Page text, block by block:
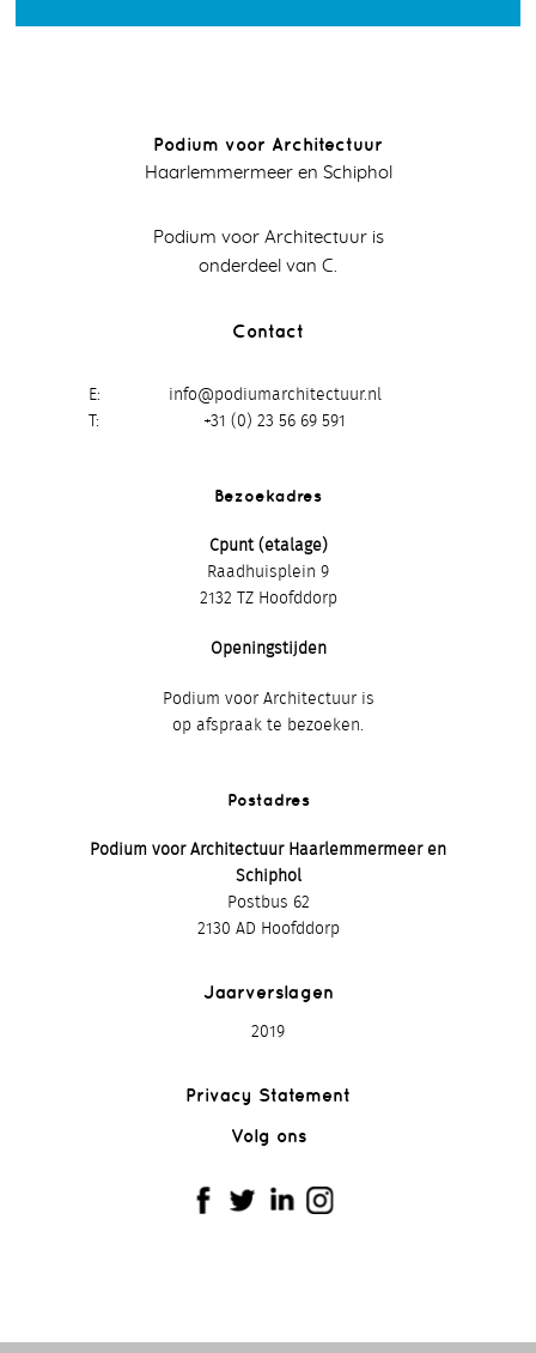
Podium voor Architectuur
Haarlemmermeer en Schiphol
Podium voor Architectuur is
onderdeel van C.
Contact
E
info@podiumarchitectuur.nl
+31 (0) 23 56 69 591
Bezoekadres
Cpunt (etalage)
Raadhuisplein 9
2132 TZ Hoofddorp
Openingstijden
Podium voor Architectuur is
op afspraak te bezoeken.
Postadres
Podium voor Architectuur Haarlemmermeer en
Schiphol
Postbus 62
2130 AD Hoofddorp
Jaarverslagen
2019
Privacy Statement
Volg ons